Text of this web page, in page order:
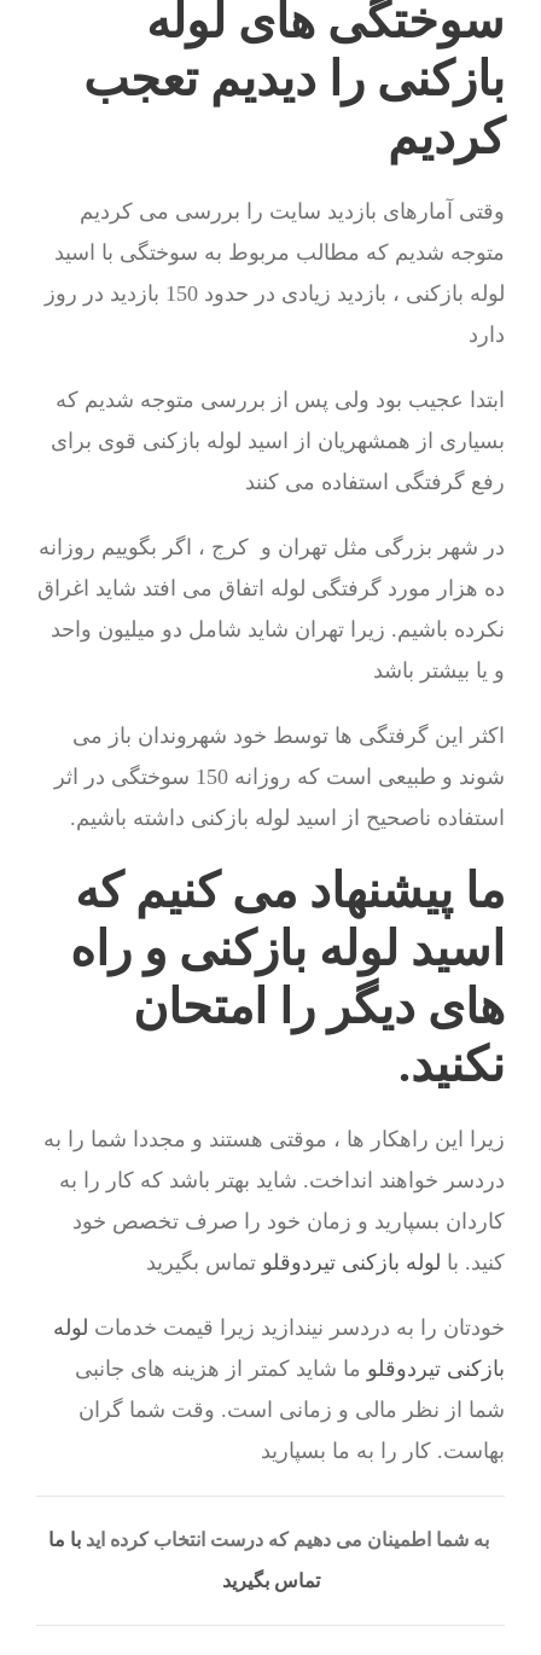
سوختگی های لوله
بازکنی را دیدیم تعجب
کردیم
وقتی آمارهای بازدید سایت را بررسی می کردیم
متوجه شدیم که مطالب مربوط به سوختگی با اسید
لوله بازکنی ، بازدید زیادی در حدود 150 بازدید در روز
دارد
ابتدا عجیب بود ولی پس از بررسی متوجه شدیم که
بسیاری از همشهریان از اسید لوله بازکنی قوی برای
رفع گرفتگی استفاده می کنند
در شهر بزرگی مثل تهران و کرج ، اگر بگوییم روزانه
ده هزار مورد گرفتگی لوله اتفاق می افتد شاید اغراق
نکرده باشیم. زیرا تهران شاید شامل دو میلیون واحد
و یا بیشتر باشد
اکثر این گرفتگی ها توسط خود شهروندان باز می
شوند و طبیعی است که روزانه 150 سوختگی در اثر
استفاده ناصحیح از اسید لوله بازکنی داشته باشیم.
ما پیشنهاد می کنیم که
اسید لوله بازکنی و راه
های دیگر را امتحان
نکنید.
زیرا این راهکار ها ، موقتی هستند و مجددا شما را به
دردسر خواهند انداخت. شاید بهتر باشد که کار را به
کاردان بسپارید و زمان خود را صرف تخصص خود
کنید. با لوله بازکنی تیردوقلو تماس بگیرید
خودتان را به دردسر نیندازید زیرا قیمت خدمات لوله
بازکنی تیردوقلو ما شاید کمتر از هزینه های جانبی
شما از نظر مالی و زمانی است. وقت شما گران
بهاست. کار را به ما بسپارید
به شما اطمینان می دهیم که درست انتخاب کرده ایدبا ما
تماس بگیرید